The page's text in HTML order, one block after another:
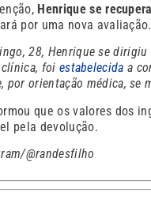
Henrique se
por uma nova avaliação.
28, Henrique se
clínica, foi estabelecidaa
por orientação médica, se
que os valores dos
pela devolução.
@randesfilho